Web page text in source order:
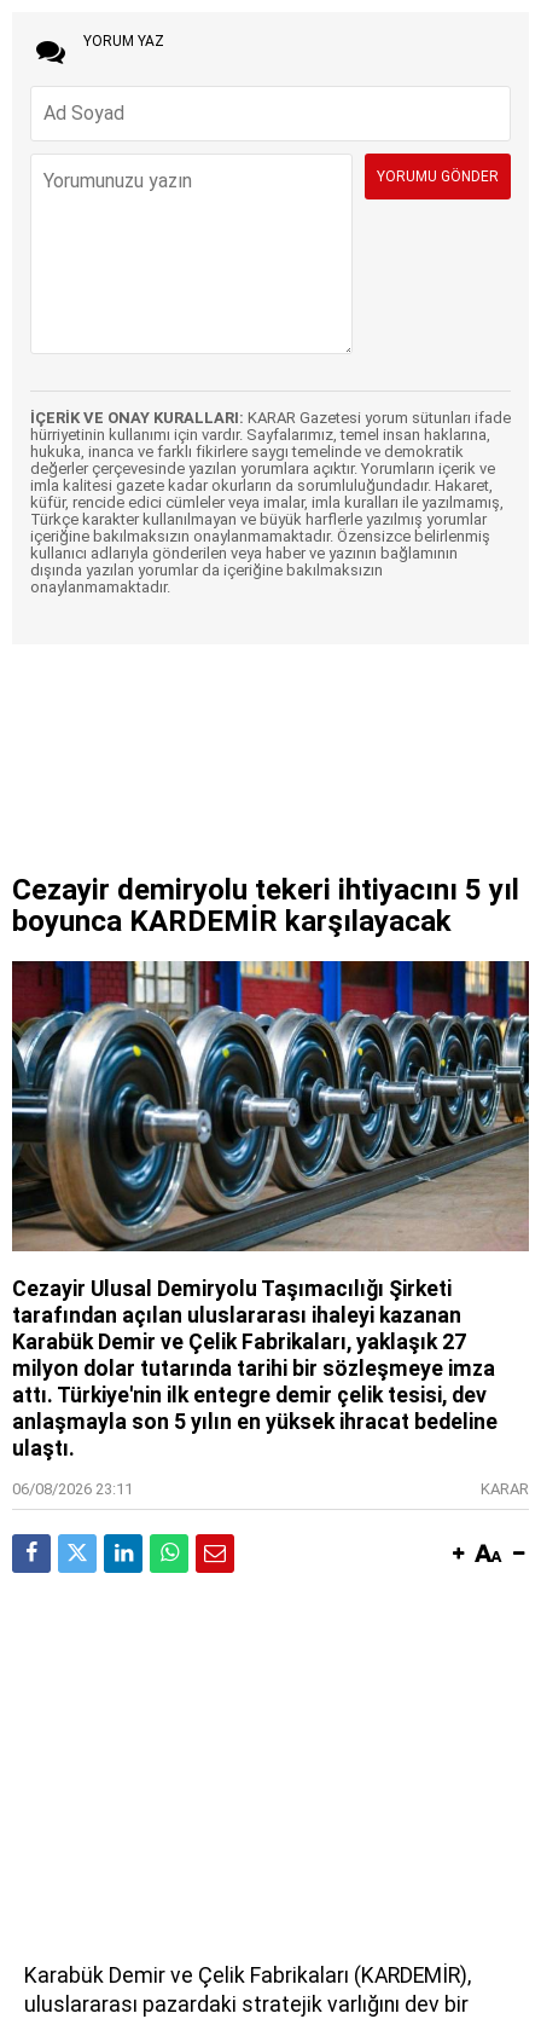
YORUM YAZ
İÇERİK VE ONAY KURALLARI: KARAR Gazetesi yorum sütunları ifade
hürriyetinin kullanımı için vardır. Sayfalarımız, temel insan haklarına,
hukuka, inanca ve farklı fikirlere saygı temelinde ve demokratik
değerler çerçevesinde yazılan yorumlara açıktır. Yorumların içerik ve
imla kalitesi gazete kadar okurların da sorumluluğundadır. Hakaret,
küfür, rencide edici cümleler veya imalar, imla kuralları ile yazılmamış,
Türkçe karakter kullanılmayan ve büyük harflerle yazılmış yorumlar
içeriğine bakılmaksızın onaylanmamaktadır. Özensizce belirlenmiş
kullanıcı adlarıyla gönderilen veya haber ve yazının bağlamının
dışında yazılan yorumlar da içeriğine bakılmaksızın
onaylanmamaktadır.
Cezayir demiryolu tekeri ihtiyacını 5 yıl
boyunca KARDEMİR karşılayacak
Cezayir Ulusal Demiryolu Taşımacılığı Şirketi
tarafından açılan uluslararası ihaleyi kazanan
Karabük Demir ve Çelik Fabrikaları, yaklaşık 27
milyon dolar tutarında tarihi bir sözleşmeye imza
attı. Türkiye'nin ilk entegre demir çelik tesisi, dev
anlaşmayla son 5 yılın en yüksek ihracat bedeline
ulaştı.
06/08/2026 23:11 KARAR
Karabük Demir ve Çelik Fabrikaları (KARDEMİR),
uluslararası pazardaki stratejik varlığını dev bir